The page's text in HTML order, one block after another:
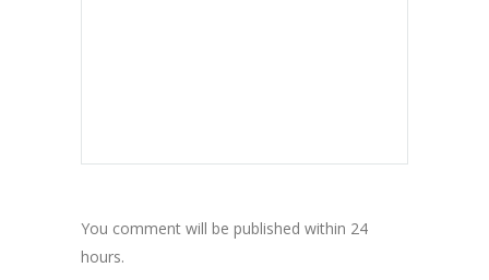
You comment will be published within 24
hours.